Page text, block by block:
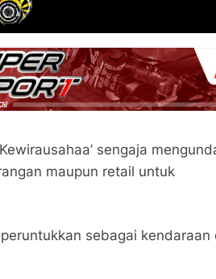
sengaja
maupun retail untuk
sebagai kendaraan